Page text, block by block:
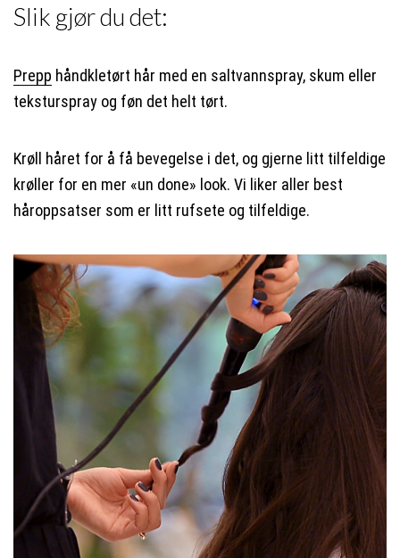
Slik gjør du det:
Prepp håndkletørt hår med en saltvannspray, skum eller
teksturspray og føn det helt tørt.
Krøll håret for å få bevegelse i det, og gjerne litt tilfeldige
krøller for en mer «un done» look. Vi liker aller best
håroppsatser som er litt rufsete og tilfeldige.